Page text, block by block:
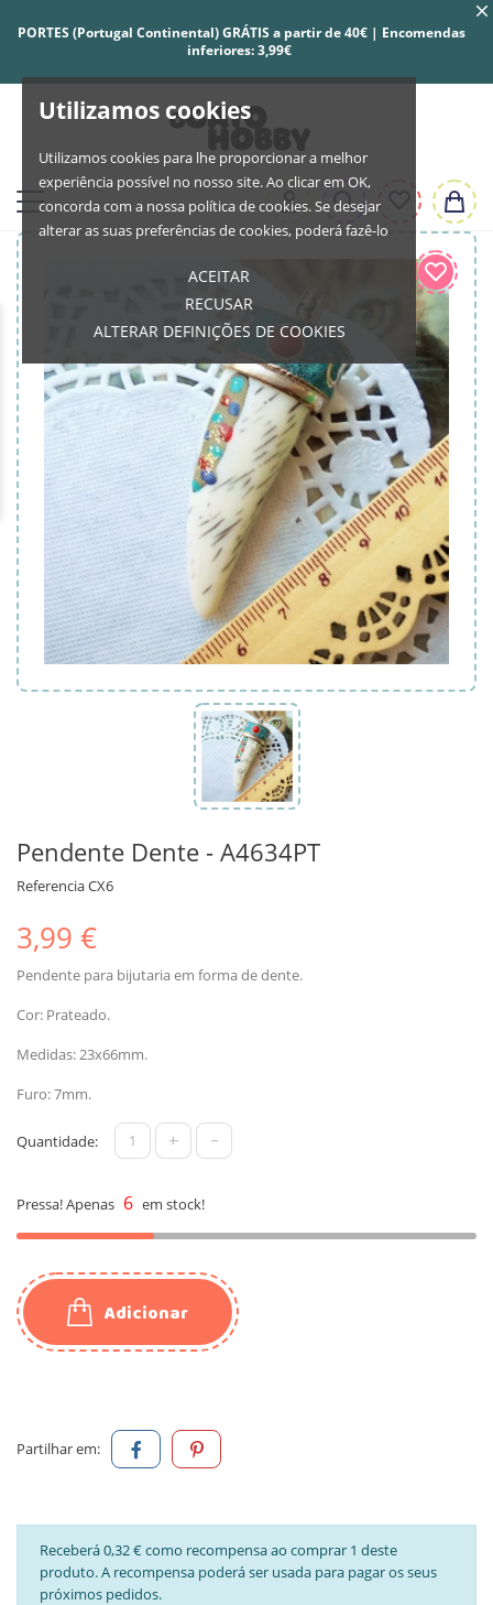
Utilizamos cookies
Utilizamos cookies para lhe proporcionar a melhor
experiência possível no nosso site. Ao clicar em OK,
concorda com a nossa política de cookies. Se desejar
alterar as suas preferências de cookies, poderá fazê-lo
ACEITAR
RECUSAR
ALTERAR DEFINIÇÕES DE COOKIES
PORTES (Portugal Continental) GRÁTIS a partir de 40€ | Encomendas
inferiores: 3,99€
Pendente Dente - A4634PT
ReferenciaCX6
3,99 €
Pendente para bijutaria em forma de dente.
Cor: Prateado.
Medidas: 23x66mm.
Furo: 7mm.
Quantidade: + -
Pressa! Apenas 6 em stock!
Adicionar
Partilhar em:
Receberá 0,32 € como recompensa ao comprar 1 deste
produto. A recompensa poderá ser usada para pagar os seus
próximos pedidos.